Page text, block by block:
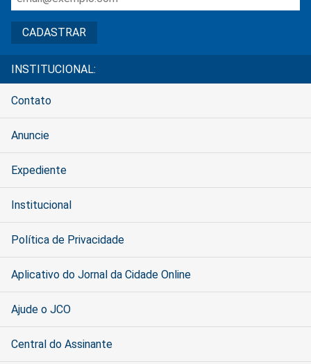
INSTITUCIONAL:
Contato
Anuncie
Expediente
Institucional
Política de Privacidade
Aplicativo do Jornal da Cidade Online
Ajude o JCO
Central do Assinante